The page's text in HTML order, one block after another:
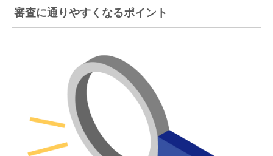
審査に通りやすくなるポイント